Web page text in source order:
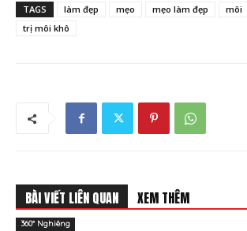
TAGS làm đẹp mẹo mẹo làm đẹp môi
trị môi khô
BÀI VIẾT LIÊN QUAN XEM THÊM
360° Nghiêng